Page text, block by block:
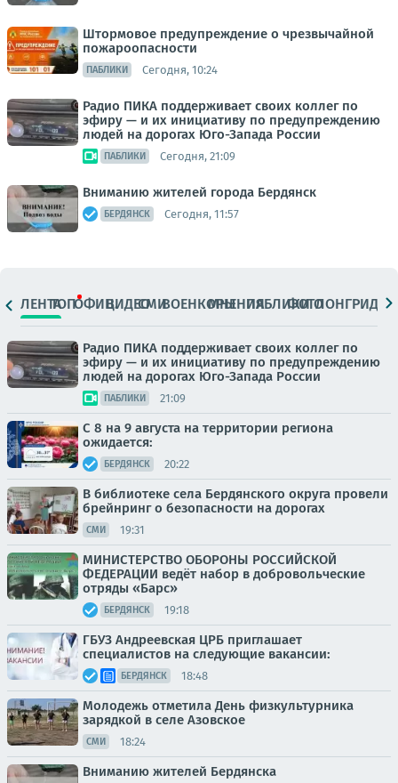
Штормовое предупреждение о чрезвычайной
пожароопасности
ПАБЛИКИ Сегодня, 10:24
Радио ПИКА поддерживает своих коллег по
эфиру — и их инициативу по предупреждению
людей на дорогах Юго-Запада России
ПАБЛИКИ Сегодня, 21:09
Вниманию жителей города Бердянск
БЕРДЯНСК Сегодня, 11:57
ЛЕНТАТОПОФИЦ.ВИДЕОСМИВОЕНКОРЫМНЕНИЯПАБЛИКИ
ФОТОЛОНГРИДЫ
Радио ПИКА поддерживает своих коллег по
эфиру — и их инициативу по предупреждению
людей на дорогах Юго-Запада России
ПАБЛИКИ 21:09
С 8 на 9 августа на территории региона
ожидается:
БЕРДЯНСК 20:22
В библиотеке села Бердянского округа провели
брейнринг о безопасности на дорогах
СМИ 19:31
МИНИСТЕРСТВО ОБОРОНЫ РОССИЙСКОЙ
ФЕДЕРАЦИИ ведёт набор в добровольческие
отряды «Барс»
БЕРДЯНСК 19:18
ГБУЗ Андреевская ЦРБ приглашает
специалистов на следующие вакансии:
БЕРДЯНСК 18:48
Молодежь отметила День физкультурника
зарядкой в селе Азовское
СМИ 18:24
Вниманию жителей Бердянска